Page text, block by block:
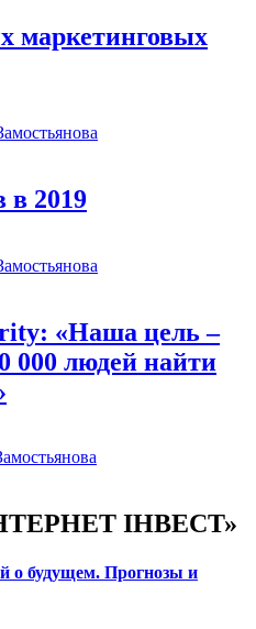
маркетинговых
в 2019
«Наша цель –
000 людей найти
ІНВЕСТ»
о будущем. Прогнозы и